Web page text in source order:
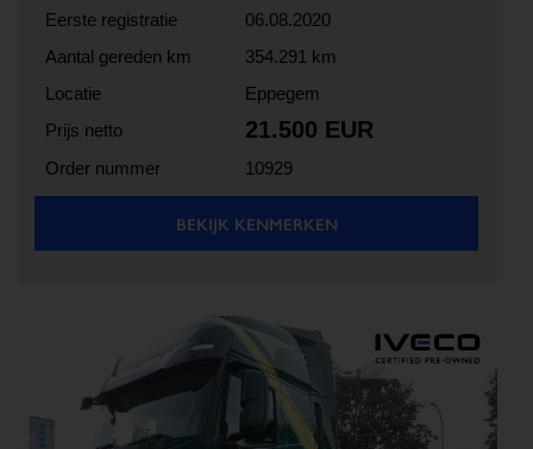
Eerste registratie
06.08.2020
Aantal gereden km
354.291 km
Locatie
Eppegem
Prijs netto
21.500 EUR
Order nummer 10929
BEKIJK KENMERKEN